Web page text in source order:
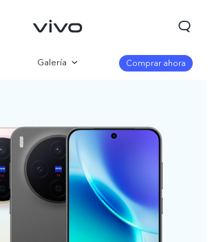
Galería
Especificaciones
Comprar ahora